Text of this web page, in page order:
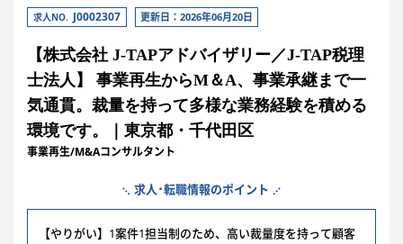
求人NO. J0002307 更新日：2026年06月20日
【株式会社 J-TAPアドバイザリー／J-TAP税理
士法人】 事業再生からM＆A、事業承継まで一
気通貫。裁量を持って多様な業務経験を積める
環境です。｜東京都・千代田区
事業再生/M&Aコンサルタント
求人･転職情報のポイント
【やりがい】1案件1担当制のため、高い裁量度を持って顧客